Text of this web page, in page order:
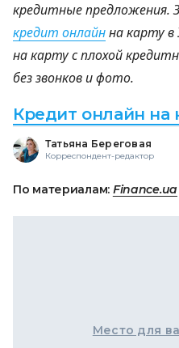
кредитные предложения.
кредит онлайнна карту
на карту с плохой
без звонков и фото.
Кредит онлайн на
Татьяна Береговая
Корреспондент-редактор
По материалам: Finance.ua
Место для